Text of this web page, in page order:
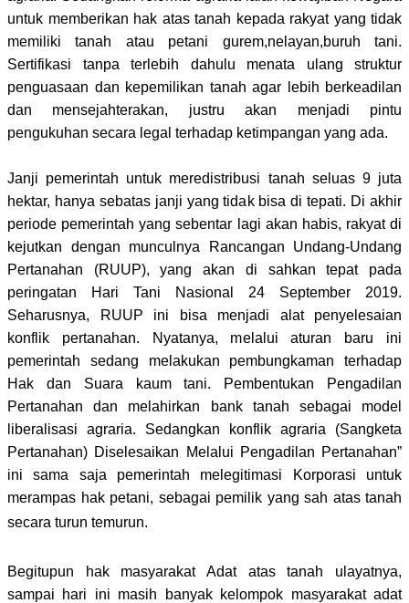
untuk memberikan hak atas tanah kepada rakyat yang tidak
memiliki tanah atau petani gurem,nelayan,buruh tani.
Sertifikasi tanpa terlebih dahulu menata ulang struktur
penguasaan dan kepemilikan tanah agar lebih berkeadilan
dan mensejahterakan, justru akan menjadi pintu
pengukuhan secara legal terhadap ketimpangan yang ada.
Janji pemerintah untuk meredistribusi tanah seluas 9 juta
hektar, hanya sebatas janji yang tidak bisa di tepati. Di akhir
periode pemerintah yang sebentar lagi akan habis, rakyat di
kejutkan dengan munculnya Rancangan Undang-Undang
Pertanahan (RUUP), yang akan di sahkan tepat pada
peringatan Hari Tani Nasional 24 September 2019.
Seharusnya, RUUP ini bisa menjadi alat penyelesaian
konflik pertanahan. Nyatanya, melalui aturan baru ini
pemerintah sedang melakukan pembungkaman terhadap
Hak dan Suara kaum tani. Pembentukan Pengadilan
Pertanahan dan melahirkan bank tanah sebagai model
liberalisasi agraria. Sedangkan konflik agraria (Sangketa
Pertanahan) Diselesaikan Melalui Pengadilan Pertanahan”
ini sama saja pemerintah melegitimasi Korporasi untuk
merampas hak petani, sebagai pemilik yang sah atas tanah
secara turun temurun.
Begitupun hak masyarakat Adat atas tanah ulayatnya,
sampai hari ini masih banyak kelompok masyarakat adat